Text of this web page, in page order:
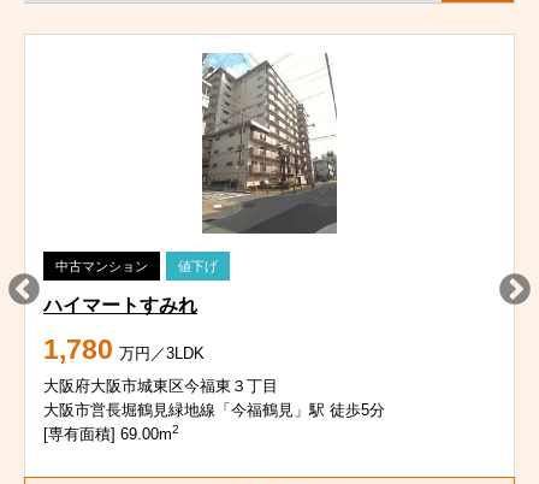
中古マンション 値下げ
ハイマートすみれ
1,780 万円／3LDK
大阪府大阪市城東区今福東３丁目
大阪市営長堀鶴見緑地線「今福鶴見」駅 徒歩5分
[専有面積] 69.00m2